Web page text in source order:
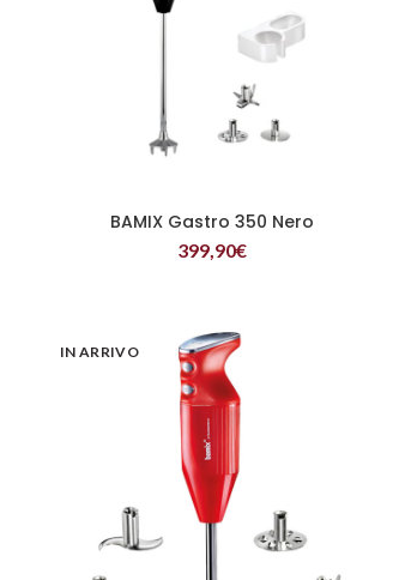
LEGGI TUTTO
BAMIX Gastro 350 Nero
399,90€
IN ARRIVO